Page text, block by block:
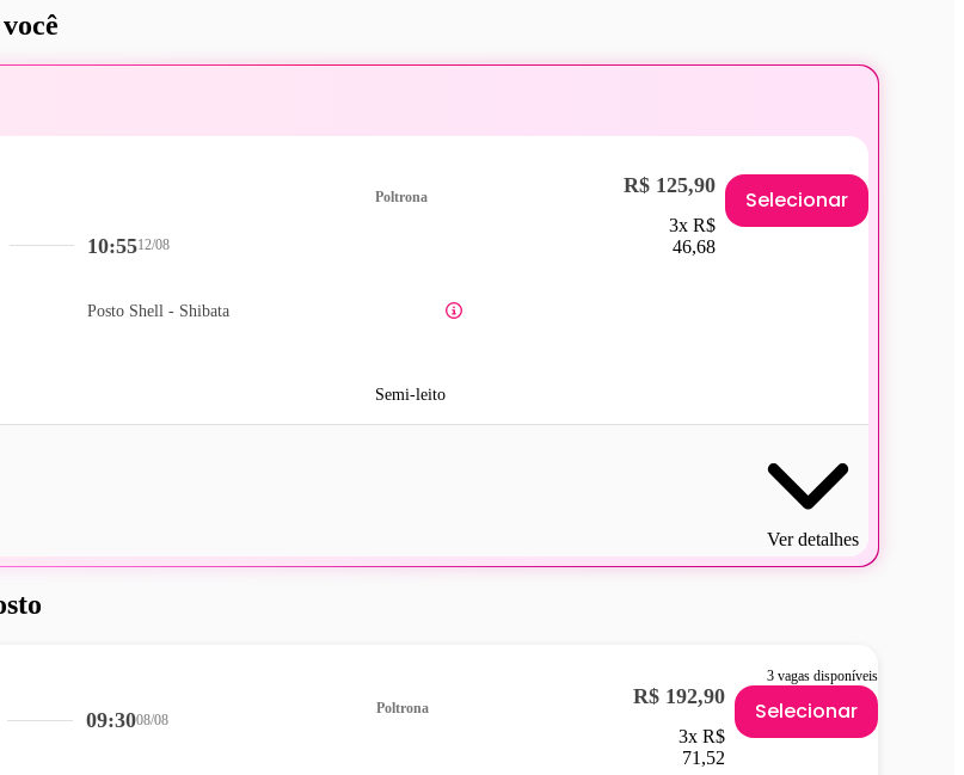
10:5512/08
Posto Shell - Shibata
Poltrona
Semi-leito
R$ 125,90
3x R$
46,68
Selecionar
Ver detalhes
3 vagas disponíveis
09:3008/08
Poltrona R$ 192,90
3x R$
71,52
Selecionar